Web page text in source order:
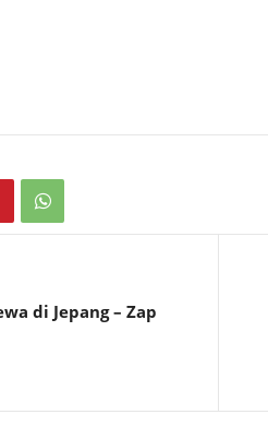
di Jepang – Zap